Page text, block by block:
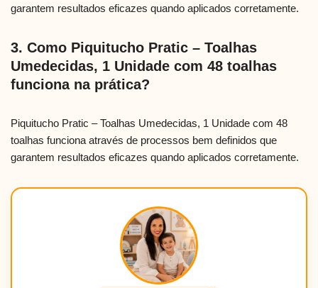
garantem resultados eficazes quando aplicados corretamente.
3. Como Piquitucho Pratic – Toalhas
Umedecidas, 1 Unidade com 48 toalhas
funciona na prática?
Piquitucho Pratic – Toalhas Umedecidas, 1 Unidade com 48
toalhas funciona através de processos bem definidos que
garantem resultados eficazes quando aplicados corretamente.